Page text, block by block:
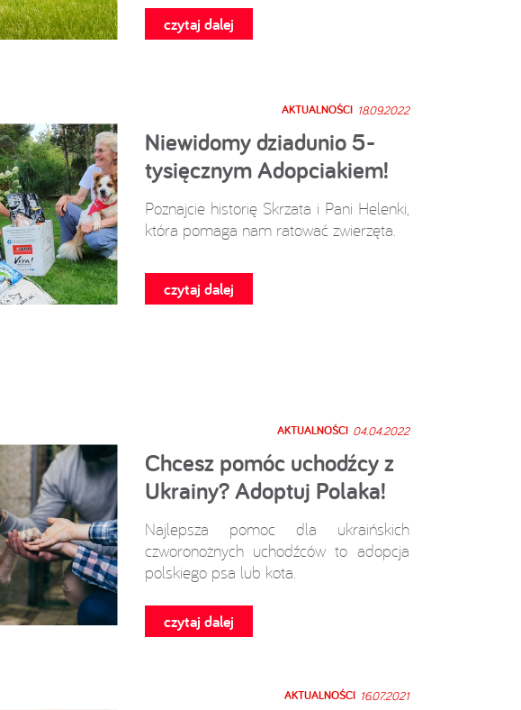
czytaj dalej
AKTUALNOŚCI 18.09.2022
Niewidomy dziadunio 5-
tysięcznym Adopciakiem!
Poznajcie historię Skrzata i Pani Helenki,
która pomaga nam ratować zwierzęta.
czytaj dalej
AKTUALNOŚCI 04.04.2022
Chcesz pomóc uchodźcy z
Ukrainy? Adoptuj Polaka!
Najlepsza pomoc dla ukraińskich
czworonożnych uchodźców to adopcja
polskiego psa lub kota.
czytaj dalej
AKTUALNOŚCI 16.07.2021